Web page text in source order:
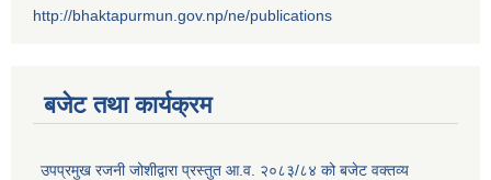
http://bhaktapurmun.gov.np/ne/publications
बजेट तथा कार्यक्रम
उपप्रमुख रजनी जोशीद्वारा प्रस्तुत आ.व. २०८३/८४ को बजेट वक्तव्य